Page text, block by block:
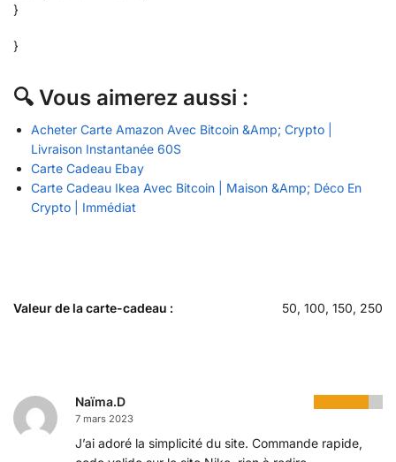
}
}
🔍 Vous aimerez aussi :
Acheter Carte Amazon Avec Bitcoin &Amp; Crypto |
Livraison Instantanée 60S
Carte Cadeau Ebay
Carte Cadeau Ikea Avec Bitcoin | Maison &Amp; Déco En
Crypto | Immédiat
Valeur de la carte-cadeau : 50, 100, 150, 250
Naïma.D
7 mars 2023
J’ai adoré la simplicité du site. Commande rapide,